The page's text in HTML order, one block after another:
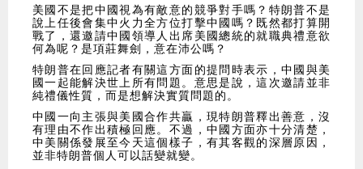
美國不是把中國視為有敵意的競爭對手嗎？特朗普不是
說上任後會集中火力全方位打擊中國嗎？既然都打算開
戰了，還邀請中國領導人出席美國總統的就職典禮意欲
何為呢？是項莊舞劍，意在沛公嗎？
特朗普在回應記者有關這方面的提問時表示，中國與美
國一起能解決世上所有問題。意思是說，這次邀請並非
純禮儀性質，而是想解決實質問題的。
中國一向主張與美國合作共贏，現特朗普釋出善意，沒
有理由不作出積極回應。不過，中國方面亦十分清楚，
中美關係發展至今天這個樣子，有其客觀的深層原因，
並非特朗普個人可以話變就變。